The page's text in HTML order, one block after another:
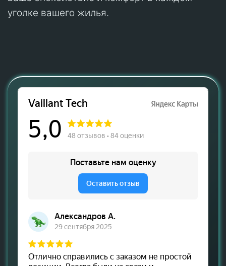
уголке вашего жилья.